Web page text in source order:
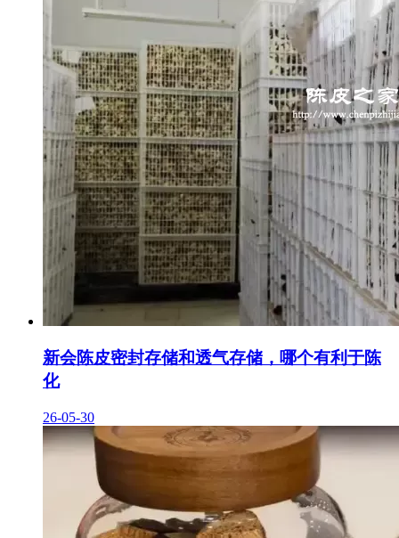
新会陈皮密封存储和透气存储，哪个有利于陈
化
26-05-30